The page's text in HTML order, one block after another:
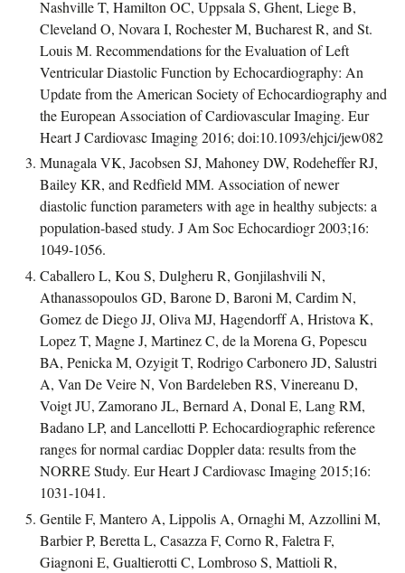
Nashville T, Hamilton OC, Uppsala S, Ghent, Liege B,
Cleveland O, Novara I, Rochester M, Bucharest R, and St.
Louis M. Recommendations for the Evaluation of Left
Ventricular Diastolic Function by Echocardiography: An
Update from the American Society of Echocardiography and
the European Association of Cardiovascular Imaging. Eur
Heart J Cardiovasc Imaging 2016; doi:10.1093/ehjci/jew082
Munagala VK, Jacobsen SJ, Mahoney DW, Rodeheffer RJ,
Bailey KR, and Redfield MM. Association of newer
diastolic function parameters with age in healthy subjects: a
population-based study. J Am Soc Echocardiogr 2003;16:
1049-1056.
Caballero L, Kou S, Dulgheru R, Gonjilashvili N,
Athanassopoulos GD, Barone D, Baroni M, Cardim N,
Gomez de Diego JJ, Oliva MJ, Hagendorff A, Hristova K,
Lopez T, Magne J, Martinez C, de la Morena G, Popescu
BA, Penicka M, Ozyigit T, Rodrigo Carbonero JD, Salustri
A, Van De Veire N, Von Bardeleben RS, Vinereanu D,
Voigt JU, Zamorano JL, Bernard A, Donal E, Lang RM,
Badano LP, and Lancellotti P. Echocardiographic reference
ranges for normal cardiac Doppler data: results from the
NORRE Study. Eur Heart J Cardiovasc Imaging 2015;16:
1031-1041.
Gentile F, Mantero A, Lippolis A, Ornaghi M, Azzollini M,
Barbier P, Beretta L, Casazza F, Corno R, Faletra F,
Giagnoni E, Gualtierotti C, Lombroso S, Mattioli R,